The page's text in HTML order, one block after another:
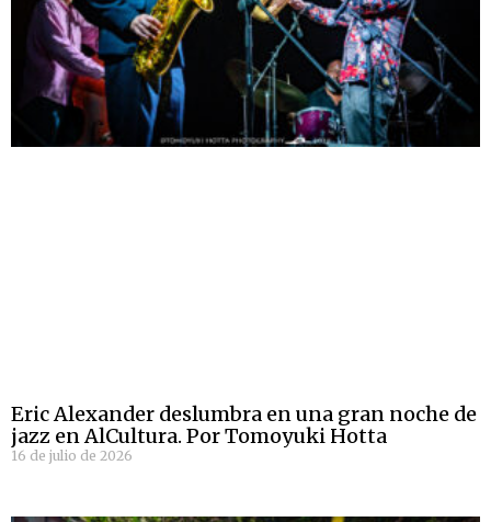
Eric Alexander deslumbra en una gran noche de
jazz en AlCultura. Por Tomoyuki Hotta
16 de julio de 2026